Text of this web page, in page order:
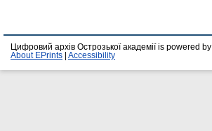
Цифровий архів Острозької академії is powered by
About EPrints
Accessibility